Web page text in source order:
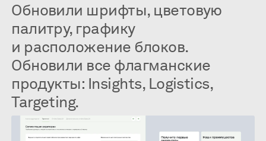
Обновили шрифты, цветовую
палитру, графику
и расположение блоков.
Обновили все флагманские
продукты: Insights, Logistics,
Targeting.